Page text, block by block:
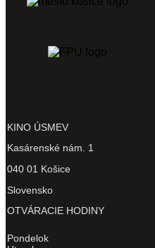
KINO ÚSMEV
Kasárenské nám. 1
040 01 Košice
Slovensko
OTVÁRACIE HODINY
Pondelok